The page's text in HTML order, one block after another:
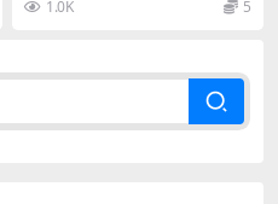
1.0K 5